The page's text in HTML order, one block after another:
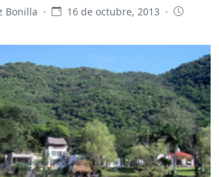
Bonilla ·
16 de octubre, 2013 ·